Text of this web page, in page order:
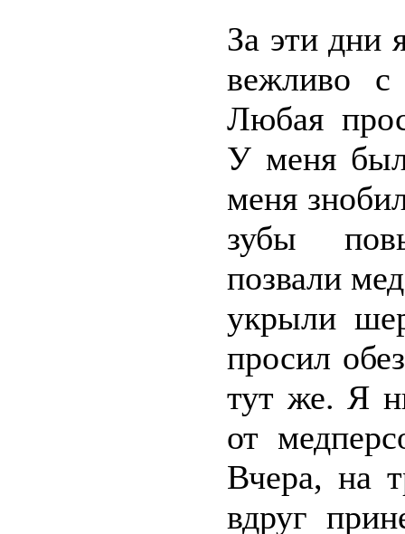
За эти дни
вежливо с
Любая
У меня был
меня
зубы
позвали
укрыли
просил
тут же. Я
от
Вчера, на
вдруг